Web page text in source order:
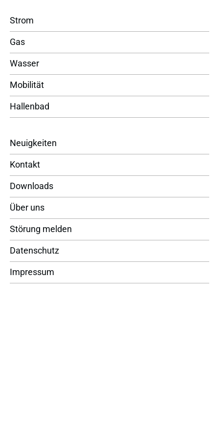
Strom
Gas
Wasser
Mobilität
Hallenbad
Neuigkeiten
Kontakt
Downloads
Über uns
Störung melden
Datenschutz
Impressum